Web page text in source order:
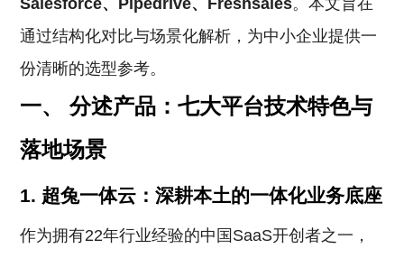
Salesforce、Pipedrive、Freshsales。本文旨在
通过结构化对比与场景化解析，为中小企业提供一
份清晰的选型参考。
一、 分述产品：七大平台技术特色与
落地场景
1. 超兔一体云：深耕本土的一体化业务底座
作为拥有22年行业经验的中国SaaS开创者之一，